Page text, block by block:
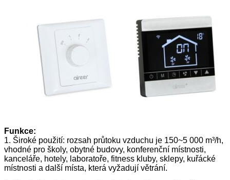
Funkce:
1. Široké použití: rozsah průtoku vzduchu je 150~5 000 m³/h,
vhodné pro školy, obytné budovy, konferenční místnosti,
kanceláře, hotely, laboratoře, fitness kluby, sklepy, kuřácké
místnosti a další místa, která vyžadují větrání.